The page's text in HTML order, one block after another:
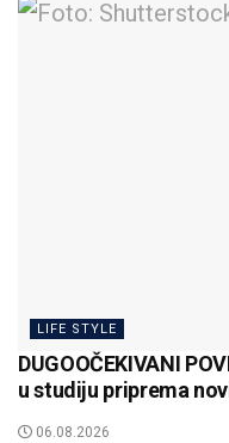
LIFE STYLE
DUGOOČEKIVANI
u studiju priprema
06.08.2026